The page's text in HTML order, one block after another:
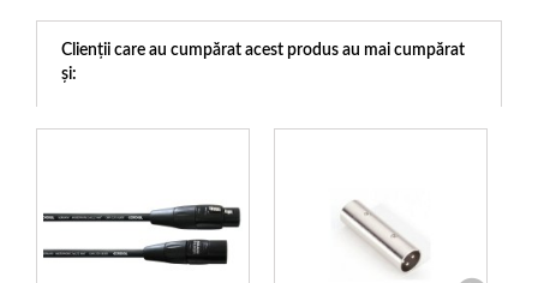
Clienții care au cumpărat acest produs au mai cumpărat
și: